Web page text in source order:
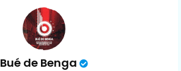
Bué de Benga